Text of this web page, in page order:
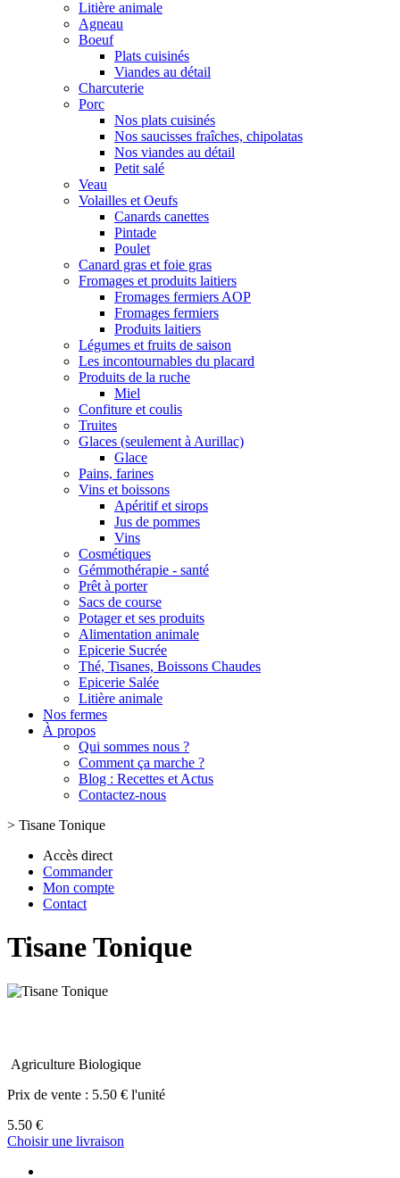
Litière animale
Agneau
Boeuf
Plats cuisinés
Viandes au détail
Charcuterie
Porc
Nos plats cuisinés
Nos saucisses fraîches, chipolatas
Nos viandes au détail
Petit salé
Veau
Volailles et Oeufs
Canards canettes
Pintade
Poulet
Canard gras et foie gras
Fromages et produits laitiers
Fromages fermiers AOP
Fromages fermiers
Produits laitiers
Légumes et fruits de saison
Les incontournables du placard
Produits de la ruche
Miel
Confiture et coulis
Truites
Glaces (seulement à Aurillac)
Glace
Pains, farines
Vins et boissons
Apéritif et sirops
Jus de pommes
Vins
Cosmétiques
Gémmothérapie - santé
Prêt à porter
Sacs de course
Potager et ses produits
Alimentation animale
Epicerie Sucrée
Thé, Tisanes, Boissons Chaudes
Epicerie Salée
Litière animale
Nos fermes
À propos
Qui sommes nous ?
Comment ça marche ?
Blog : Recettes et Actus
Contactez-nous
> Tisane Tonique
Accès direct
Commander
Mon compte
Contact
Tisane Tonique
Agriculture Biologique
Prix de vente : 5.50 € l'unité
5.50 €
Choisir une livraison